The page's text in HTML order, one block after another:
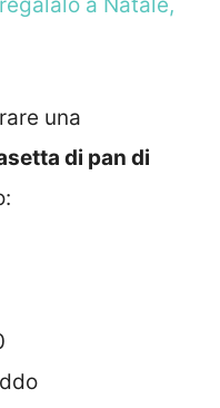
a Natale,
una
di pan di